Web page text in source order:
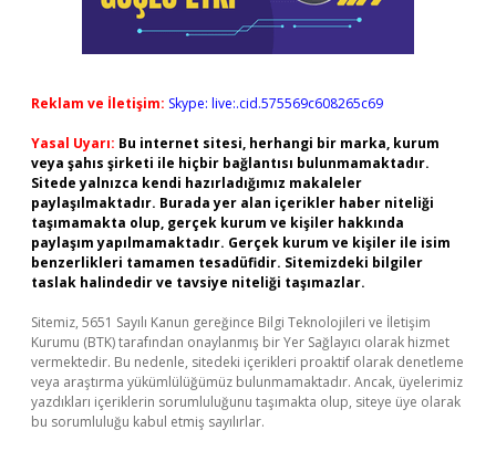
Reklam ve İletişim: Skype: live:.cid.575569c608265c69
Yasal Uyarı: Bu internet sitesi, herhangi bir marka, kurum
veya şahıs şirketi ile hiçbir bağlantısı bulunmamaktadır.
Sitede yalnızca kendi hazırladığımız makaleler
paylaşılmaktadır. Burada yer alan içerikler haber niteliği
taşımamakta olup, gerçek kurum ve kişiler hakkında
paylaşım yapılmamaktadır. Gerçek kurum ve kişiler ile isim
benzerlikleri tamamen tesadüfidir. Sitemizdeki bilgiler
taslak halindedir ve tavsiye niteliği taşımazlar.
Sitemiz, 5651 Sayılı Kanun gereğince Bilgi Teknolojileri ve İletişim
Kurumu (BTK) tarafından onaylanmış bir Yer Sağlayıcı olarak hizmet
vermektedir. Bu nedenle, sitedeki içerikleri proaktif olarak denetleme
veya araştırma yükümlülüğümüz bulunmamaktadır. Ancak, üyelerimiz
yazdıkları içeriklerin sorumluluğunu taşımakta olup, siteye üye olarak
bu sorumluluğu kabul etmiş sayılırlar.